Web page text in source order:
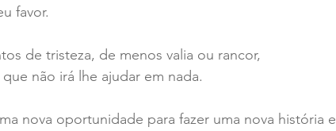
favor.
de tristeza, de menos valia ou rancor,
não irá lhe ajudar em nada.
nova oportunidade para fazer uma nova história e